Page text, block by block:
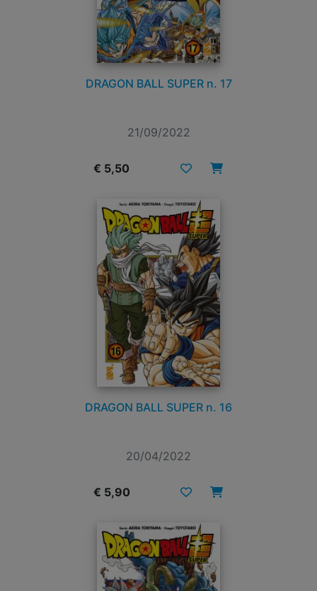
DRAGON BALL SUPER n. 17
21/09/2022
€ 5,50
DRAGON BALL SUPER n. 16
20/04/2022
€ 5,90